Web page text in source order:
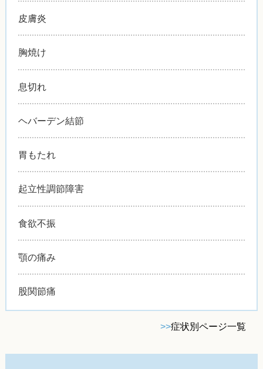
皮膚炎
胸焼け
息切れ
ヘバーデン結節
胃もたれ
起立性調節障害
食欲不振
顎の痛み
股関節痛
>>症状別ページ一覧